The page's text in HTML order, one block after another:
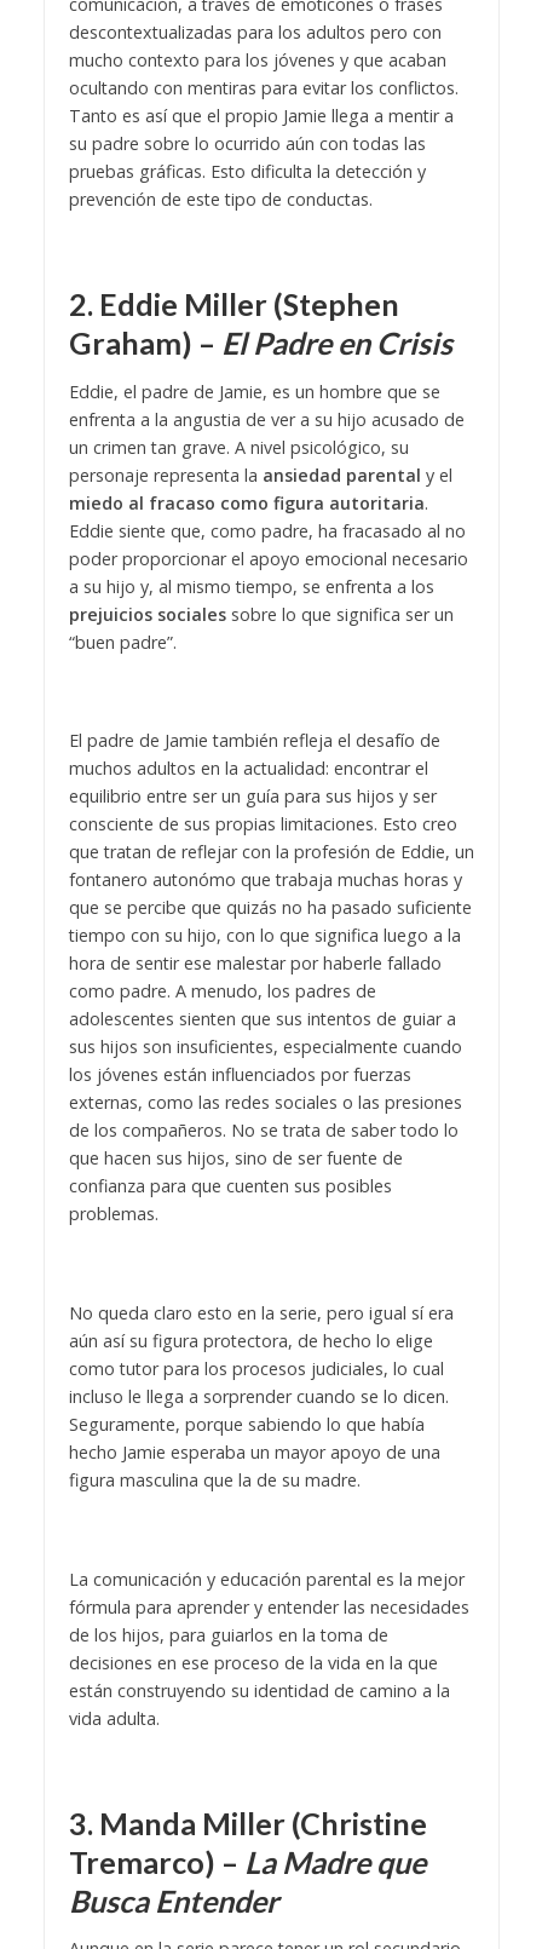
descontextualizadas para los adultos pero con
mucho contexto para los jóvenes y que acaban
ocultando con mentiras para evitar los conflictos.
Tanto es así que el propio Jamie llega a mentir a
su padre sobre lo ocurrido aún con todas las
pruebas gráficas. Esto dificulta la detección y
prevención de este tipo de conductas.
2. Eddie Miller (Stephen
Graham) – El Padre en Crisis
Eddie, el padre de Jamie, es un hombre que se
enfrenta a la angustia de ver a su hijo acusado de
un crimen tan grave. A nivel psicológico, su
personaje representa la ansiedad parental y el
miedo al fracaso como figura autoritaria.
Eddie siente que, como padre, ha fracasado al no
poder proporcionar el apoyo emocional necesario
a su hijo y, al mismo tiempo, se enfrenta a los
prejuicios socialessobre lo que significa ser un
“buen padre”.
El padre de Jamie también refleja el desafío de
muchos adultos en la actualidad: encontrar el
equilibrio entre ser un guía para sus hijos y ser
consciente de sus propias limitaciones. Esto creo
que tratan de reflejar con la profesión de Eddie, un
fontanero autonómo que trabaja muchas horas y
que se percibe que quizás no ha pasado suficiente
tiempo con su hijo, con lo que significa luego a la
hora de sentir ese malestar por haberle fallado
como padre. A menudo, los padres de
adolescentes sienten que sus intentos de guiar a
sus hijos son insuficientes, especialmente cuando
los jóvenes están influenciados por fuerzas
externas, como las redes sociales o las presiones
de los compañeros. No se trata de saber todo lo
que hacen sus hijos, sino de ser fuente de
confianza para que cuenten sus posibles
problemas.
No queda claro esto en la serie, pero igual sí era
aún así su figura protectora, de hecho lo elige
como tutor para los procesos judiciales, lo cual
incluso le llega a sorprender cuando se lo dicen.
Seguramente, porque sabiendo lo que había
hecho Jamie esperaba un mayor apoyo de una
figura masculina que la de su madre.
La comunicación y educación parental es la mejor
fórmula para aprender y entender las necesidades
de los hijos, para guiarlos en la toma de
decisiones en ese proceso de la vida en la que
están construyendo su identidad de camino a la
vida adulta.
3. Manda Miller (Christine
Tremarco) – La Madre que
Busca Entender